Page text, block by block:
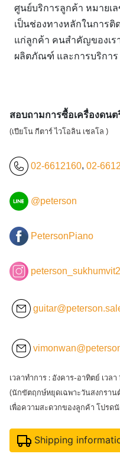
ศูนย์บริการลูกค้า หมายเ
เป็นช่องทางหลักในการติ
แก่ลูกค้า คนสำคัญของเร
ผลิตภัณฑ์ และการบริการ
สอบถามการซื้อเครื่องดนต
(เปียโน กีตาร์ ไวโอลิน เชลโล )
02-6612160, 02-
@peterson
PetersonPiano
เวลาทำการ : อังคาร-อาทิตย์ เวลา
(นักขัตฤกษ์หยุดเฉพาะวันสงกราน
เพื่อความสะดวกของลูกค้า โปรด
Shipping